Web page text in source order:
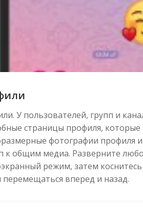
У пользователей, групп и
страницы профиля,
фотографии профиля
к общим медиа. Разверните
режим, затем
перемещаться вперед и назад.